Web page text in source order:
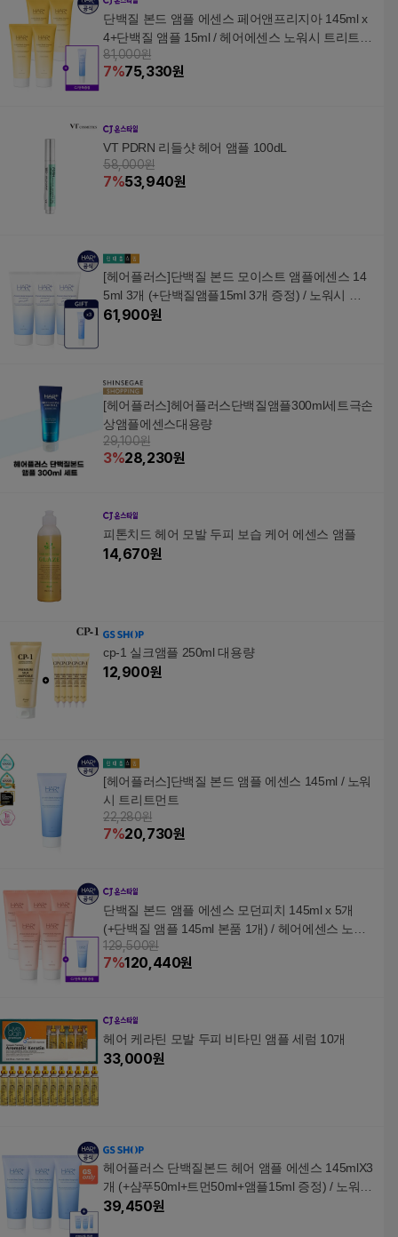
손상 헤어앰플 단백
앰플 트리트먼트 헤
에센스 헤어단백질,
개, 13ml
단백질 본드 앰플 에센스 페어앤프리지아 145ml x
4+단백질 앰플 15ml / 헤어에센스 노워시 트리트먼
트
81,000원
7%75,330원
VT PDRN 리들샷 헤어 앰플 100dL
58,000원
7%53,940원
[헤어플러스]단백질 본드 모이스트 앰플에센스 14
5ml 3개 (+단백질앰플15ml 3개 증정) / 노워시 트
리트먼트
61,900원
[헤어플러스]헤어플러스단백질앰플300ml세트극손
상앰플에센스대용량
29,100원
3%28,230원
피톤치드 헤어 모발 두피 보습 케어 에센스 앰플
14,670원
cp-1 실크앰플 250ml 대용량
12,900원
[헤어플러스]단백질 본드 앰플 에센스 145ml / 노워
시 트리트먼트
22,280원
7%20,730원
단백질 본드 앰플 에센스 모던피치 145ml x 5개
(+단백질 앰플 145ml 본품 1개) / 헤어에센스 노워
시 트리트먼트
129,500원
7%120,440원
헤어 케라틴 모발 두피 비타민 앰플 세럼 10개
33,000원
헤어플러스 단백질본드 헤어 앰플 에센스 145mlX3
개 (+샴푸50ml+트먼50ml+앰플15ml 증정) / 노워시
트리트먼트
39,450원